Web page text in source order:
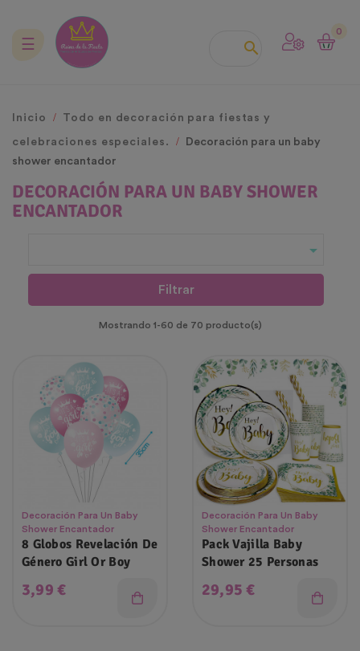

0
Navegación
☰
Inicio Todo en decoración para fiestas y
celebraciones especiales.
Decoración para un baby
shower encantador
DECORACIÓN PARA UN BABY SHOWER
ENCANTADOR

Filtrar
Mostrando 1-60 de 70 producto(s)
Decoración Para Un Baby
Shower Encantador
8 Globos Revelación De
Género Girl Or Boy
Precio
3,99 €
Decoración Para Un Baby
Shower Encantador
Pack Vajilla Baby
Shower 25 Personas
Precio
29,95 €